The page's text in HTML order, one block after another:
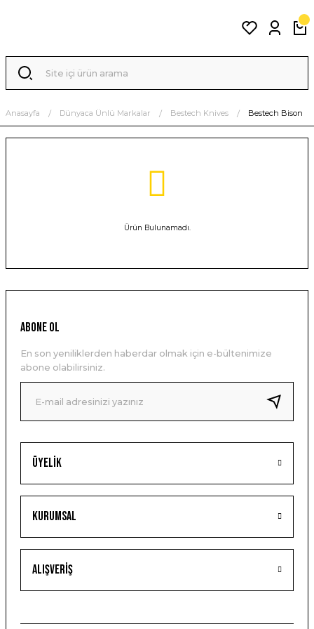
Anasayfa Dünyaca Ünlü Markalar Bestech Knives Bestech Bison
Ürün Bulunamadı.
Üyelik
Kurumsal
Alışveriş
ABONE OL
En son yeniliklerden haberdar olmak için e-bültenimize
abone olabilirsiniz.